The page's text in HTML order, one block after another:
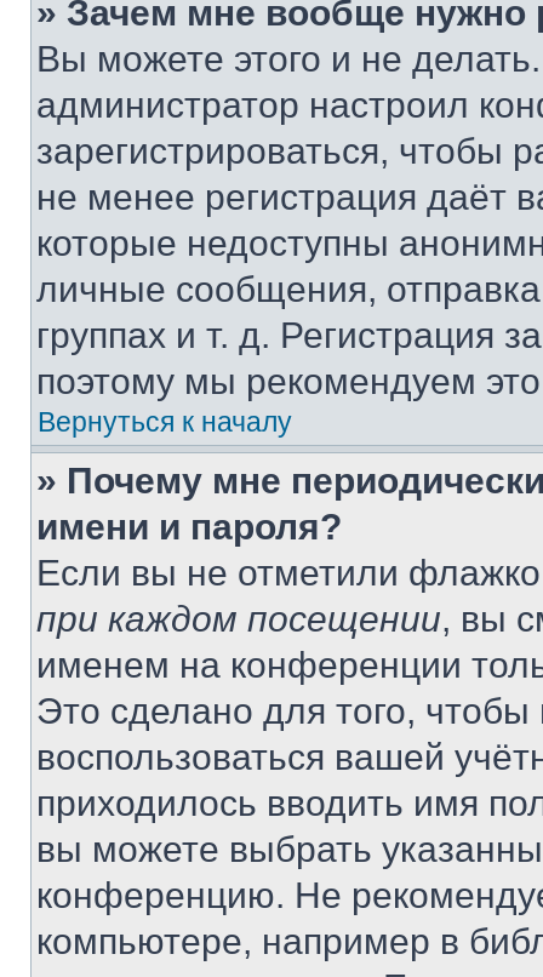
» Зачем мне вообще нужно
Вы можете этого и не
администратор настроил
зарегистрироваться, чтобы
не менее регистрация даёт
которые недоступны
личные сообщения,
группах и т. д. Регистрация
поэтому мы рекомендуем
Вернуться к началу
» Почему мне
имени и пароля?
Если вы не отметили
при каждом посещении, вы
именем на конференции
Это сделано для того, чтобы
воспользоваться вашей
приходилось вводить имя
вы можете выбрать
конференцию. Не
компьютере, например в